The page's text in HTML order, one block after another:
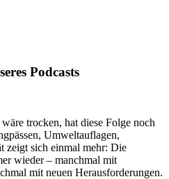
Podcasts
trocken, hat diese Folge noch
Umweltauflagen,
zeigt sich einmal mehr: Die
wieder – manchmal mit
mit neuen Herausforderungen.